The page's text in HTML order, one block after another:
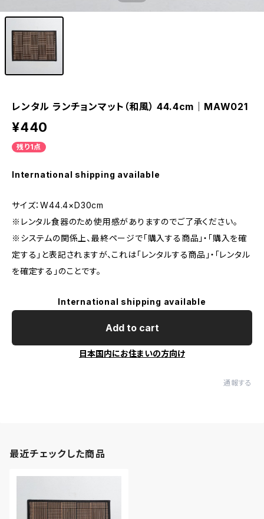
レンタル ランチョンマット（和風） 44.4cm｜MAW021
¥440
残り1点
International shipping available
サイズ：W44.4×D30cm
※レンタル食器のため使用感がありますのでご了承ください。
※システムの関係上、最終ページで「購入する商品」・「購入を確
定する」と表記されますが、これは「レンタルする商品」・「レンタル
を確定する」のことです。
International shipping available
Add to cart
日本国内にお住まいの方向け
通報する
最近チェックした商品